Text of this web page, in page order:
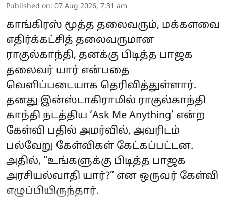
Published on: 07 Aug 2026, 7:31 am
காங்கிரஸ் மூத்த தலைவரும், மக்களவை
எதிர்க்கட்சித் தலைவருமான
ராகுல்காந்தி, தனக்கு பிடித்த பாஜக
தலைவர் யார் என்பதை
வெளிப்படையாக தெரிவித்துள்ளார்.
தனது இன்ஸ்டாகிராமில் ராகுல்காந்தி
காந்தி நடத்திய ‘Ask Me Anything’ என்ற
கேள்வி பதில் அமர்வில், அவரிடம்
பல்வேறு கேள்விகள் கேட்கப்பட்டன.
அதில், “உங்களுக்கு பிடித்த பாஜக
அரசியல்வாதி யார்?” என ஒருவர் கேள்வி
எழுப்பியிருந்தார்.